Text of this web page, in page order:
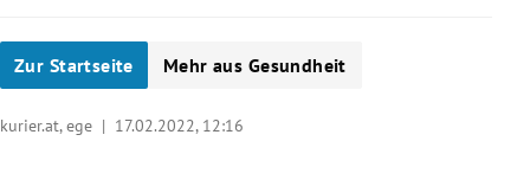
Zur Startseite Mehr aus Gesundheit
kurier.at, ege | 17.02.2022, 12:16